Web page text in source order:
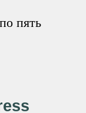
пять